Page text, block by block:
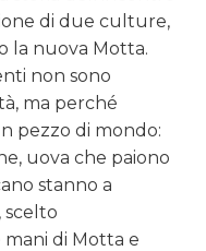
di due culture,
la nuova Motta.
non sono
ma perché
pezzo di mondo:
uova che paiono
stanno a
scelto
di Motta e